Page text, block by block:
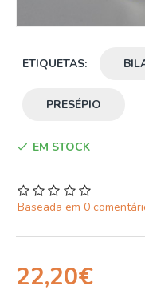
ETIQUETAS:
PRESÉPIO
EM STOCK
Baseada em 0
22,20€